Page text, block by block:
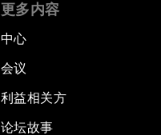
更多内容
中心
会议
利益相关方
论坛故事